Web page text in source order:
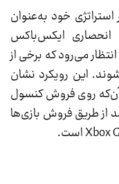
استراتژی خود به‌عنوان
انحصاری ایکس‌باکس
۵ می‌شوند و انتظار می‌رود که برخی از
۲ نیز منتشر شوند. این رویکرد نشان
آن‌که روی فروش کنسول
از طریق فروش بازی‌ها